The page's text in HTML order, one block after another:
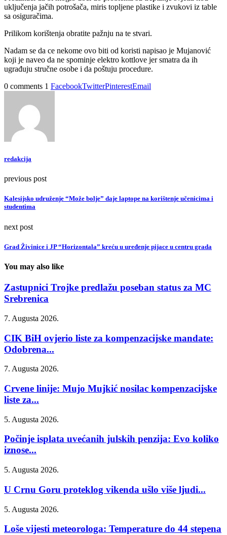
uključenja jačih potrošača, miris topljene plastike i zvukovi iz table
sa osiguračima.
Prilikom korištenja obratite pažnju na te stvari.
Nadam se da ce nekome ovo biti od koristi napisao je Mujanović
koji je naveo da ne spominje elektro kottlove jer smatra da ih
ugrađuju stručne osobe i da poštuju procedure.
0 comments 1 FacebookTwitterPinterestEmail
redakcija
previous post
Kalesijsko udruženje “Može bolje” daje laptope na korištenje učenicima i
studentima
next post
Grad Živinice i JP “Horizontala” kreću u uređenje pijace u centru grada
You may also like
Zastupnici Trojke predlažu poseban status za MC
Srebrenica
7. Augusta 2026.
CIK BiH ovjerio liste za kompenzacijske mandate:
Odobrena...
7. Augusta 2026.
Crvene linije: Mujo Mujkić nosilac kompenzacijske
liste za...
5. Augusta 2026.
Počinje isplata uvećanih julskih penzija: Evo koliko
iznose...
5. Augusta 2026.
U Crnu Goru proteklog vikenda ušlo više ljudi...
5. Augusta 2026.
Loše vijesti meteorologa: Temperature do 44 stepena